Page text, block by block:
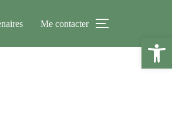
Me contacter PERMUTER
Ouvrir